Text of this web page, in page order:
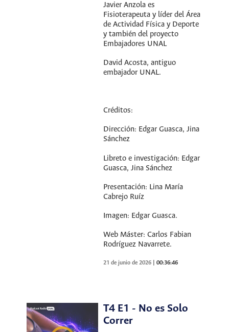
Javier Anzola es
Fisioterapeuta y líder del Área
de Actividad Física y Deporte
y también del proyecto
Embajadores UNAL
David Acosta, antiguo
embajador UNAL.
Créditos:
Dirección: Edgar Guasca, Jina
Sánchez
Libreto e investigación: Edgar
Guasca, Jina Sánchez
Presentación: Lina María
Cabrejo Ruíz
Imagen: Edgar Guasca.
Web Máster: Carlos Fabian
Rodríguez Navarrete.
21 de junio de 2026 |00:36:46
T4 E1 - No es Solo
Correr